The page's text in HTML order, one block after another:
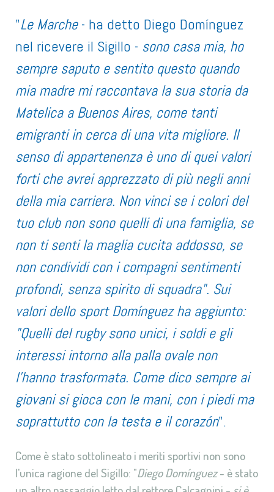
"Le Marche- ha detto Diego Domínguez
nel ricevere il Sigillo - sono casa mia, ho
sempre saputo e sentito questo quando
mia madre mi raccontava la sua storia da
Matelica a Buenos Aires, come tanti
emigranti in cerca di una vita migliore. Il
senso di appartenenza è uno di quei valori
forti che avrei apprezzato di più negli anni
della mia carriera. Non vinci se i colori del
tuo club non sono quelli di una famiglia, se
non ti senti la maglia cucita addosso, se
non condividi con i compagni sentimenti
profondi, senza spirito di squadra". Sui
valori dello sport Domínguez ha aggiunto:
"Quelli del rugby sono unici, i soldi e gli
interessi intorno alla palla ovale non
l'hanno trasformata. Come dico sempre ai
giovani si gioca con le mani, con i piedi ma
soprattutto con la testa e il corazón".
Come è stato sottolineato i meriti sportivi non sono
l'unica ragione del Sigillo: "Diego Domínguez- è stato